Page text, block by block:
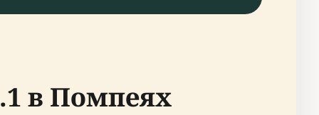
в Помпеях